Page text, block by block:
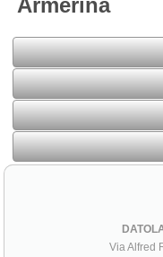
Armerina
Via Alfred